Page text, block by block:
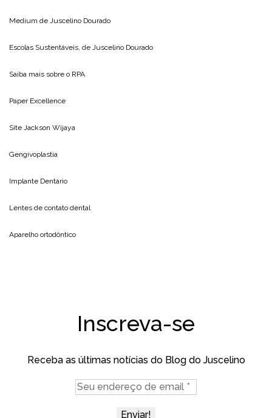
Medium de Juscelino Dourado
Escolas Sustentáveis, de Juscelino Dourado
Saiba mais sobre o RPA
Paper Excellence
Site Jackson Wijaya
Gengivoplastia
Implante Dentário
Lentes de contato dental
Aparelho ortodôntico
Inscreva-se
Receba as últimas notícias do Blog do Juscelino